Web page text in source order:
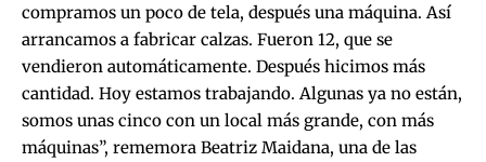
compramos un poco de tela, después una máquina. Así
arrancamos a fabricar calzas. Fueron 12, que se
vendieron automáticamente. Después hicimos más
cantidad. Hoy estamos trabajando. Algunas ya no están,
somos unas cinco con un local más grande, con más
máquinas”, rememora Beatriz Maidana, una de las